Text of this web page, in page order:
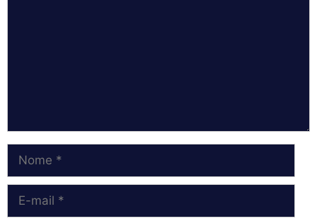
Nome